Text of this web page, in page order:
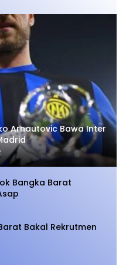
Arnautovic Bawa Inter
Bangka Barat
Bakal Rekrutmen